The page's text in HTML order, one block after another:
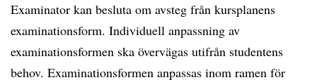
Examinator kan besluta om avsteg från kursplanens
examinationsform. Individuell anpassning av
examinationsformen ska övervägas utifrån studentens
behov. Examinationsformen anpassas inom ramen för